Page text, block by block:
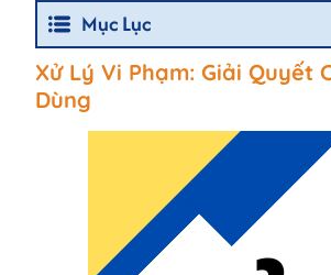
Mục Lục
Xử Lý Vi Phạm: Giải Quyết
Dùng